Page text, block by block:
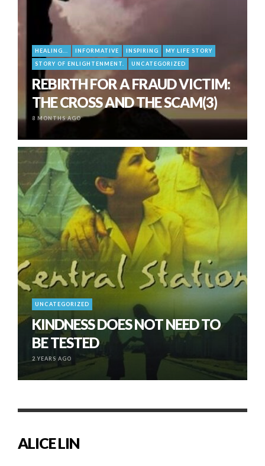
HEALING... INFORMATIVE INSPIRING
MY LIFE STORY
STORY OF ENLIGHTENMENT.
UNCATEGORIZED
REBIRTH FOR A FRAUD VICTIM:
THE CROSS AND THE SCAM(3)
8 MONTHS AGO
UNCATEGORIZED
KINDNESS DOES NOT NEED TO
BE TESTED
2 YEARS AGO
ALICE LIN